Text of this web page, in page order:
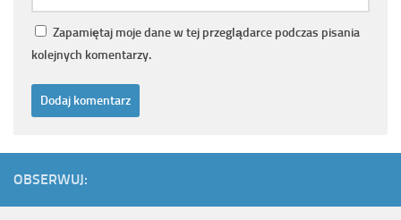
Zapamiętaj moje dane w tej przeglądarce podczas pisania
kolejnych komentarzy.
OBSERWUJ: